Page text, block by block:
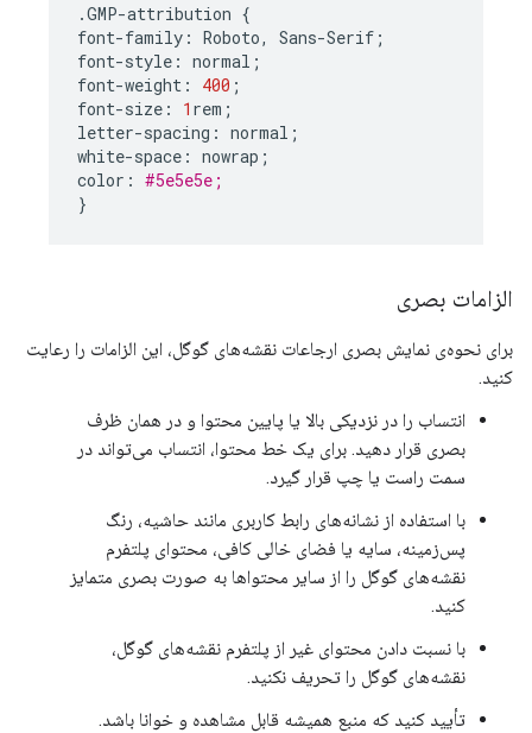
.GMP-attribution {
font-family : Roboto, Sans-Serif ;
font-style : normal ;
font-weight : 400 ;
font-size : 1 rem ;
letter-spacing : normal ;
white-space : nowrap ;
color : #5e5e5e;
}
الزامات بصری
برای نحوه‌ی نمایش بصری ارجاعات نقشه‌های گوگل، این الزامات را رعایت
کنید.
انتساب را در نزدیکی بالا یا پایین محتوا و در همان ظرف
بصری قرار دهید. برای یک خط محتوا، انتساب می‌تواند در
سمت راست یا چپ قرار گیرد.
با استفاده از نشانه‌های رابط کاربری مانند حاشیه، رنگ
پس‌زمینه، سایه یا فضای خالی کافی، محتوای پلتفرم
نقشه‌های گوگل را از سایر محتواها به صورت بصری متمایز
کنید.
با نسبت دادن محتوای غیر از پلتفرم نقشه‌های گوگل،
نقشه‌های گوگل را تحریف نکنید.
تأیید کنید که منبع همیشه قابل مشاهده و خوانا باشد.